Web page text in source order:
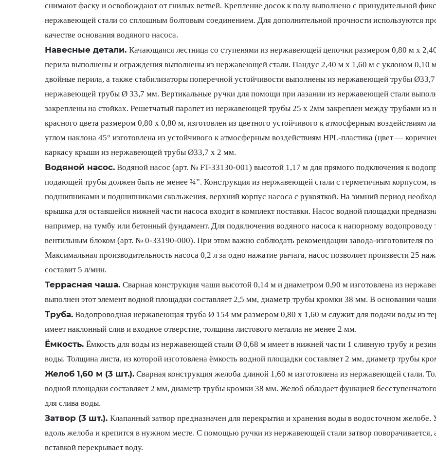
снимают фаску и освобождают от гнилых ветвей. Крепление досок к полу выполнено с принудительной
нержавеющей стали со сплошным болтовым соединением. Для дополнительной прочности используются
качестве основания водяного насоса.
Навесные детали. Качающаяся лестница со ступенями из нержавеющей цепочки размером 0,80 м x
перила выполнены и ограждения выполнены из нержавеющей стали. Пандус 2,40 м х 1,60 м с уклоном
двойные перила, а также стабилизаторы поперечной устойчивости выполнены из нержавеющей трубы
нержавеющей трубы Ø 33,7 мм. Вертикальные ручки для помощи при лазании из нержавеющей стали
закреплены на стойках. Решетчатый парапет из нержавеющей трубы 25 х 2мм закреплен между трубами
красного цвета размером 0,80 x 0,80 м, изготовлен из цветного устойчивого к атмосферным воздействиям
углом наклона 45° изготовлена из устойчивого к атмосферным воздействиям HPL-пластика (цвет —
каркасу крыши из нержавеющей трубы Ø33,7 x 2 мм.
Водяной насос.Водяной насос (арт. № FT-33130-001) высотой 1,17 м для прямого подключения к
подающей трубы должен быть не менее ¾”. Конструкция из нержавеющей стали с герметичным корпусом,
подшипниками и подшипниками скольжения, верхний корпус насоса с рукояткой. На зимний период
крышка для оставшейся нижней части насоса входит в комплект поставки. Насос водной площадки
например, на тумбу или бетонный фундамент. Для подключения водяного насоса к напорному водопроводу
вентильным блоком (арт. № 0-33190-000). При этом важно соблюдать рекомендации завода-изготовителя
Максимальная производительность насоса 0,2 л за одно нажатие рычага, насос позволяет произвести 25
составит 5 л/мин.
Террасная чаша. Сварная конструкция чаши высотой 0,14 м и диаметром 0,90 м изготовлена из
выполнен этот элемент водной площадки составляет 2,5 мм, диаметр трубы кромки 38 мм. В основании
Труба.Водопроводная нержавеющая труба Ø 154 мм размером 0,80 х 1,60 м служит для подачи воды из
имеет наклонный слив и входное отверстие, толщина листового металла не менее 2 мм.
Ёмкость. Ёмкость для воды из нержавеющей стали Ø 0,68 м имеет в нижней части 1 сливную трубу и
воды. Толщина листа, из которой изготовлена ёмкость водной площадки составляет 2 мм, диаметр трубы
Желоб 1,60 м (3 шт.).Сварная конструкция желоба длиной 1,60 м изготовлена из нержавеющей стали.
водной площадки составляет 2 мм, диаметр трубы кромки 38 мм. Желоб обладает функцией
для слива воды.
Затвор (3 шт.). Клапанный затвор предназначен для перекрытия и хранения воды в водосточном
вдоль желоба и крепится в нужном месте. С помощью ручки из нержавеющей стали затвор поворачивается,
вставкой перекрывает воду.